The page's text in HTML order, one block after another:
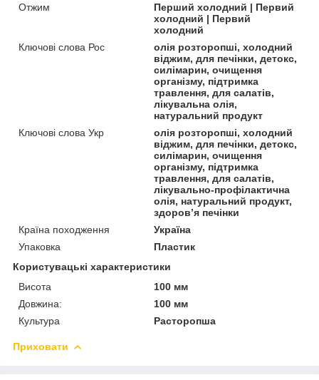
Отжим
Перший холодний | Первий
холодний | Первий
холодний
Ключові слова Рос
олія розторопші, холодний
віджим, для печінки, детокс,
силімарин, очищення
організму, підтримка
травлення, для салатів,
лікувальна олія,
натуральний продукт
Ключові слова Укр
олія розторопші, холодний
віджим, для печінки, детокс,
силімарин, очищення
організму, підтримка
травлення, для салатів,
лікувально-профілактична
олія, натуральний продукт,
здоров’я печінки
Країна походження
Україна
Упаковка
Пластик
Користувацькi характеристики
Висота
100 мм
Довжина:
100 мм
Культура
Расторопша
Приховати